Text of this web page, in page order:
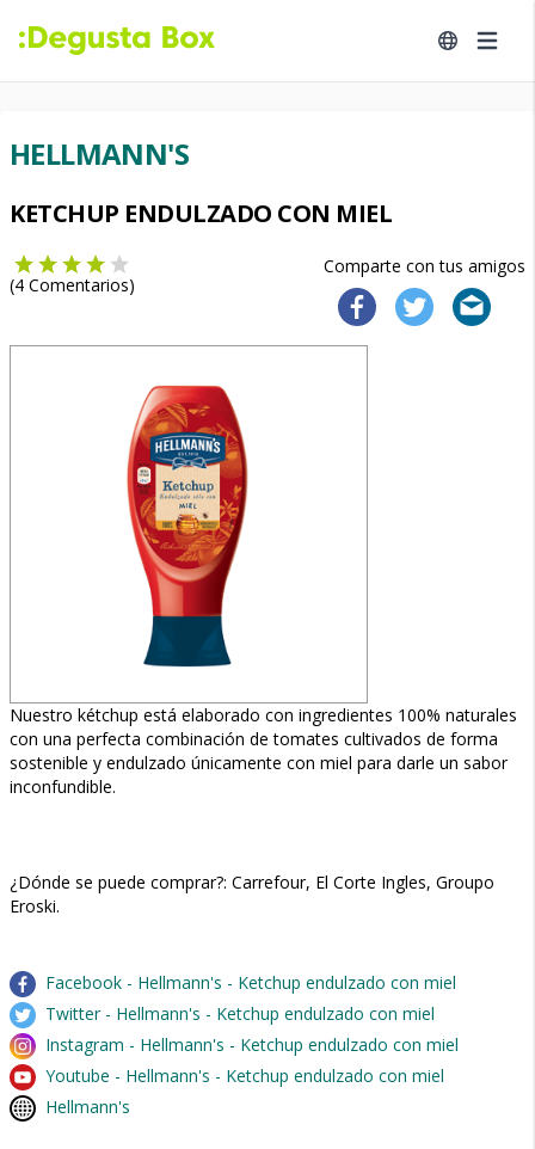
HELLMANN'S
KETCHUP ENDULZADO CON MIEL
Comparte con tus amigos
(4 Comentarios)
Nuestro kétchup está elaborado con ingredientes 100% naturales
con una perfecta combinación de tomates cultivados de forma
sostenible y endulzado únicamente con miel para darle un sabor
inconfundible.
¿Dónde se puede comprar?: Carrefour, El Corte Ingles, Groupo
Eroski.
Facebook - Hellmann's - Ketchup endulzado con miel
Twitter - Hellmann's - Ketchup endulzado con miel
Instagram - Hellmann's - Ketchup endulzado con miel
Youtube - Hellmann's - Ketchup endulzado con miel
Hellmann's